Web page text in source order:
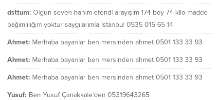
dsttum: Olgun seven hanım efendi arayışım 174 boy 74 kilo madde
bağımlılığım yoktur saygılarımla İstanbul 0535 015 65 14
Ahmet: Merhaba bayanlar ben mersinden ahmet 0501 133 33 93
Ahmet: Merhaba bayanlar ben mersinden ahmet 0501 133 33 93
Ahmet: Merhaba bayanlar ben mersinden ahmet 0501 133 33 93
Yusuf: Ben Yusuf Çanakkale'den 05319643265